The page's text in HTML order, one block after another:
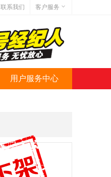
联系我们
客户服务
网站地图
网站简介
用户服务中心